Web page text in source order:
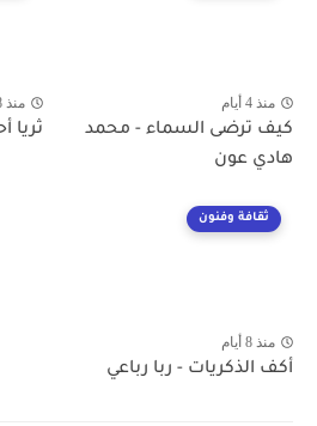
منذ 4 أيام
كيف ترضى السماء - محمد
هادي عون
منذ 8 أيام
ثريا
ثقافة وفنون
منذ 8 أيام
أكف الذكريات - ربا رباعي